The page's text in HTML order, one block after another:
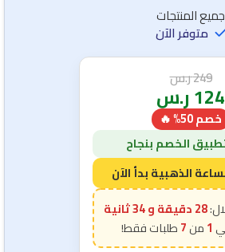
جميع المنتجات
متوفر الآن
249ر.س
124ر.س
خصم 50% 🔥
28 دقيقة و 32 ثانية
1
7